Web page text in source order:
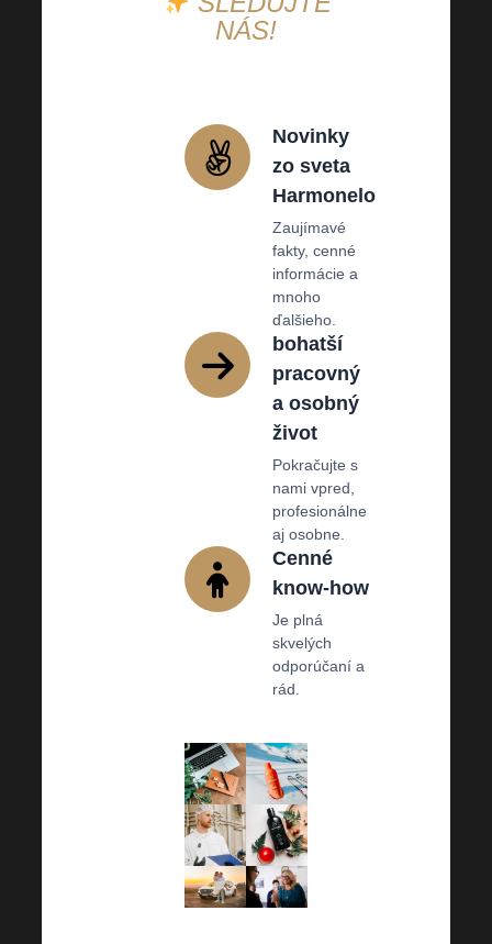
NÁS!
Novinky
zo sveta
Harmonelo
Zaujímavé
fakty, cenné
informácie a
mnoho
ďalšieho.
bohatší
pracovný
a osobný
život
Pokračujte s
nami vpred,
profesionálne
aj osobne.
Cenné
know-how
Je plná
skvelých
odporúčaní a
rád.